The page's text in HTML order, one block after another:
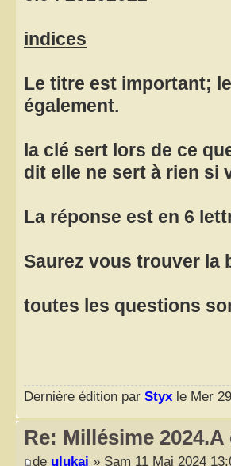
indices
Le titre est important;
également.
la clé sert lors de ce
dit elle ne sert à rien si
La réponse est en 6
Saurez vous trouver la
toutes les questions
Dernière édition par Styx le Mer
Re: Millésime
de ulukai » Sam 11 Mai 2024